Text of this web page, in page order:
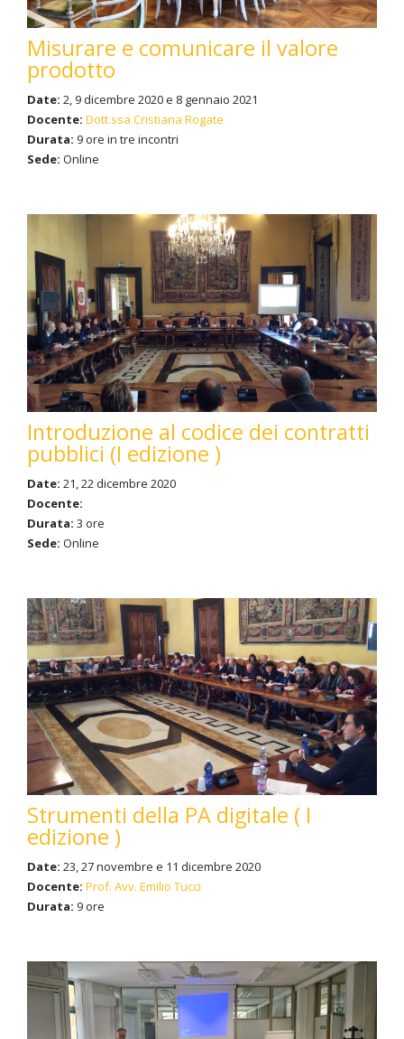
Misurare e comunicare il valore
prodotto
Date: 2, 9 dicembre 2020 e 8 gennaio 2021
Docente: Dott.ssa Cristiana Rogate
Durata: 9 ore in tre incontri
Sede: Online
Introduzione al codice dei contratti
pubblici (I edizione )
Date: 21, 22 dicembre 2020
Docente:
Durata: 3 ore
Sede: Online
Strumenti della PA digitale ( I
edizione )
Date: 23, 27 novembre e 11 dicembre 2020
Docente: Prof. Avv. Emilio Tucci
Durata: 9 ore